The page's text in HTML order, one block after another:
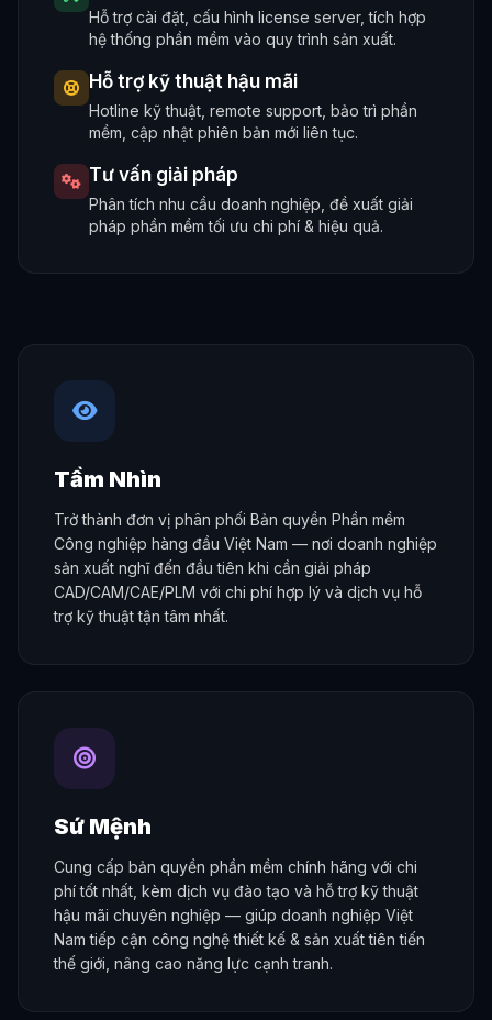
Hỗ trợ cài đặt, cấu hình license server, tích hợp
hệ thống phần mềm vào quy trình sản xuất.
Hỗ trợ kỹ thuật hậu mãi
Hotline kỹ thuật, remote support, bảo trì phần
mềm, cập nhật phiên bản mới liên tục.
Tư vấn giải pháp
Phân tích nhu cầu doanh nghiệp, đề xuất giải
pháp phần mềm tối ưu chi phí & hiệu quả.
Tầm Nhìn
Trở thành đơn vị phân phối Bản quyền Phần mềm
Công nghiệp hàng đầu Việt Nam — nơi doanh nghiệp
sản xuất nghĩ đến đầu tiên khi cần giải pháp
CAD/CAM/CAE/PLM với chi phí hợp lý và dịch vụ hỗ
trợ kỹ thuật tận tâm nhất.
Sứ Mệnh
Cung cấp bản quyền phần mềm chính hãng với chi
phí tốt nhất, kèm dịch vụ đào tạo và hỗ trợ kỹ thuật
hậu mãi chuyên nghiệp — giúp doanh nghiệp Việt
Nam tiếp cận công nghệ thiết kế & sản xuất tiên tiến
thế giới, nâng cao năng lực cạnh tranh.